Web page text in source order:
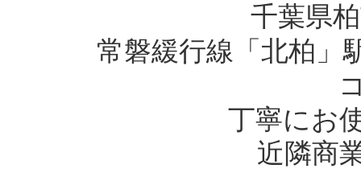
千葉県
常磐緩行線「北柏」
丁寧にお
近隣商